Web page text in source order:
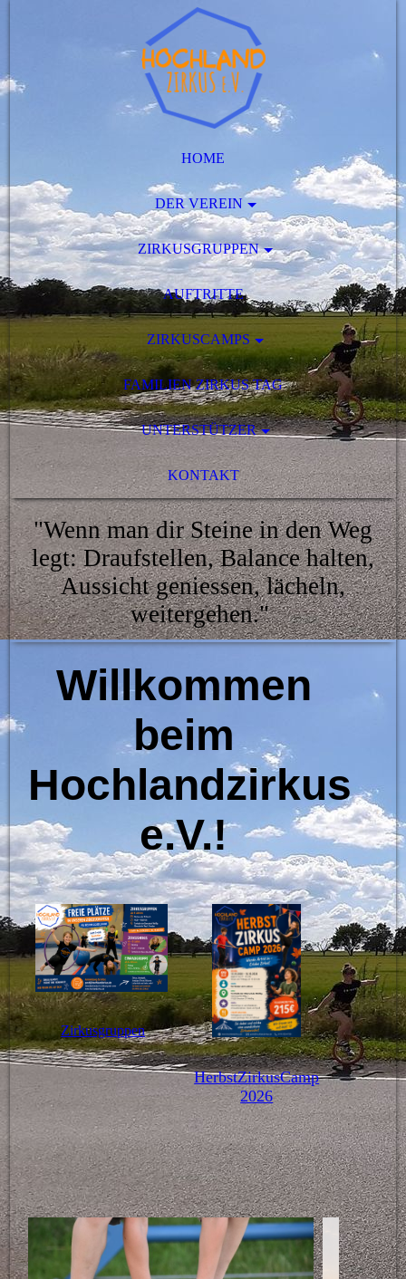
HOME
DER VEREIN
ZIRKUSGRUPPEN
AUFTRITTE
ZIRKUSCAMPS
FAMILIEN ZIRKUS TAG
UNTERSTÜTZER
KONTAKT
"Wenn man dir Steine in den Weg
legt: Draufstellen, Balance halten,
Aussicht geniessen, lächeln,
weitergehen."
Willkommen
beim
Hochlandzirkus
e.V.!
Zirkusgruppen
HerbstZirkusCamp
2026